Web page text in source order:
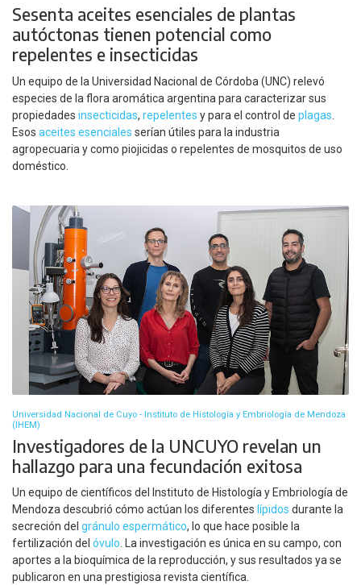
Sesenta aceites esenciales de plantas
autóctonas tienen potencial como
repelentes e insecticidas
Un equipo de la Universidad Nacional de Córdoba (UNC) relevó
especies de la flora aromática argentina para caracterizar sus
propiedades insecticidas, repelentes y para el control de plagas
Esos aceites esenciales serían útiles para la industria
agropecuaria y como piojicidas o repelentes de mosquitos de uso
doméstico.
Universidad Nacional de Cuyo - Instituto de Histología y Embriología de Mendoza
(IHEM)
Investigadores de la UNCUYO revelan un
hallazgo para una fecundación exitosa
Un equipo de científicos del Instituto de Histología y Embriología de
Mendoza descubrió cómo actúan los diferentes lípidos durante la
secreción del gránulo espermático, lo que hace posible la
fertilización del óvulo . La investigación es única en su campo, con
aportes a la bioquímica de la reproducción, y sus resultados ya se
publicaron en una prestigiosa revista científica.